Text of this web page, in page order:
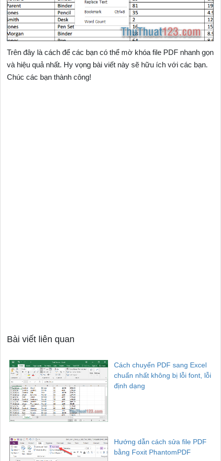
Trên đây là cách để các bạn có thể mờ khóa file PDF nhanh gọn
và hiệu quả nhất. Hy vọng bài viết này sẽ hữu ích với các bạn.
Chúc các bạn thành công!
Bài viết liên quan
Cách chuyển PDF sang Excel
chuẩn nhất không bị lỗi font, lỗi
định dạng
Hướng dẫn cách sửa file PDF
bằng Foxit PhantomPDF